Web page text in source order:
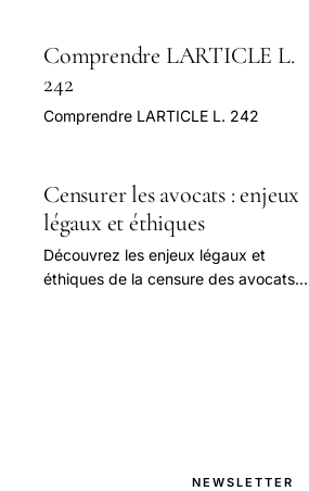
Comprendre LARTICLE L.
242
Comprendre LARTICLE L. 242
Censurer les avocats : enjeux
légaux et éthiques
Découvrez les enjeux légaux et
éthiques de la censure des avocats.
NEWSLETTER